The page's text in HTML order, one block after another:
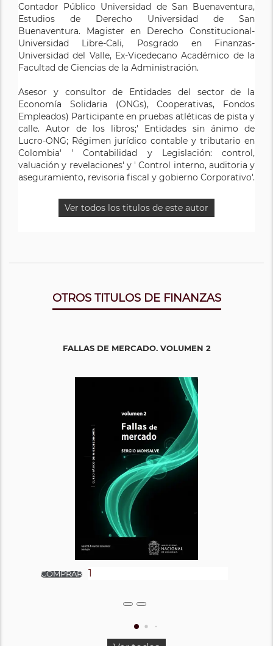
Contador Público Universidad de San Buenaventura,
Estudios de Derecho Universidad de San
Buenaventura. Magister en Derecho Constitucional-
Universidad Libre-Cali, Posgrado en Finanzas-
Universidad del Valle, Ex-Vicedecano Académico de la
Facultad de Ciencias de la Administración.
Asesor y consultor de Entidades del sector de la
Economía Solidaria (ONGs), Cooperativas, Fondos
Empleados) Participante en pruebas atléticas de pista y
calle. Autor de los libros;' Entidades sin ánimo de
Lucro-ONG; Régimen jurídico contable y tributario en
Colombia' ' Contabilidad y Legislación: control,
valuación y revelaciones' y ' Control interno, auditoria y
aseguramiento, revisoria fiscal y gobierno Corporativo'.
Ver todos los titulos de este autor
OTROS TITULOS DE FINANZAS
FALLAS DE MERCADO. VOLUMEN 2